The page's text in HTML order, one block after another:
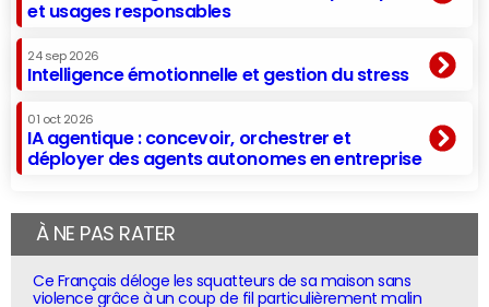
et usages responsables
24 sep 2026
Intelligence émotionnelle et gestion du stress
01 oct 2026
IA agentique : concevoir, orchestrer et
déployer des agents autonomes en entreprise
À NE PAS RATER
Ce Français déloge les squatteurs de sa maison sans
violence grâce à un coup de fil particulièrement malin